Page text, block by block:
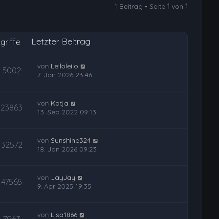
1 Beitrag • Seite1 von1
Letzter Beitrag
5002 von Leiloleilo
7. Jan 2026 23:46
23863 von Katja
13. Sep 2022 09:13
32572 vonSunshine324
18. Jan 2026 09:23
47565 von JayJay
9. Apr 2025 19:35
von Lisa1866